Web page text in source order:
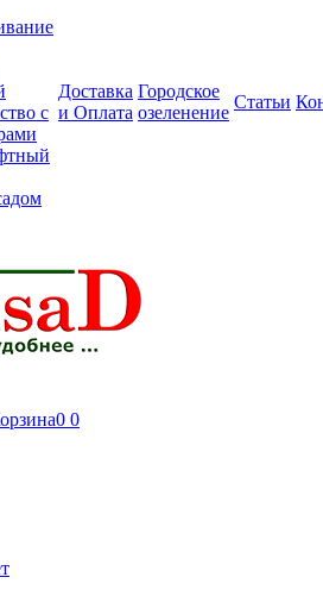
с
Доставка
и Оплата
Городское
озеленение
Статьи
0 0